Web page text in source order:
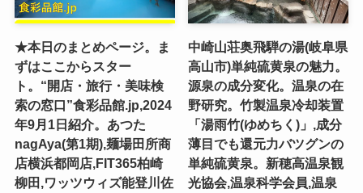
★本日のまとめページ。ま
ずはここからスター
ト。“開店・旅行・美味検
索の窓口”食彩品館.jp,2024
年9月1日紹介。あつた
nagAya(第1期),麺場田所商
店横浜都岡店,FIT365柏崎
柳田,ワッツウィズ能登川佐
中崎山荘奥飛騨の湯(岐阜県
高山市)単純硫黄泉の魅力。
源泉の成分変化。温泉の在
野研究。竹製温泉冷却装置
「湯雨竹(ゆめちく)」,成分
薄目でも還元力バツグンの
単純硫黄泉。新穂高温泉観
光協会,温泉科学会員,温泉